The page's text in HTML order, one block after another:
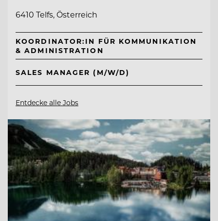
6410 Telfs, Österreich
KOORDINATOR:IN FÜR KOMMUNIKATION
& ADMINISTRATION
SALES MANAGER (M/W/D)
Entdecke alle Jobs